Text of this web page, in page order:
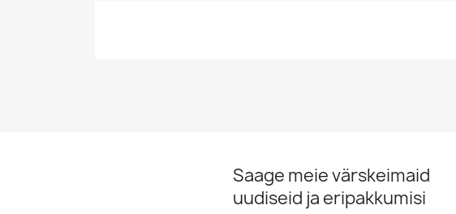
Saage meie värskeimaid
uudiseid ja eripakkumisi